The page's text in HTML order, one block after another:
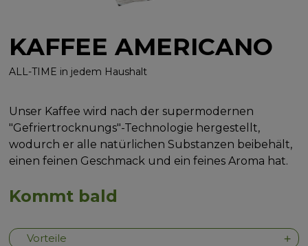
KAFFEE AMERICANO
ALL-TIME in jedem Haushalt
Unser Kaffee wird nach der supermodernen
"Gefriertrocknungs"-Technologie hergestellt,
wodurch er alle natürlichen Substanzen beibehält,
einen feinen Geschmack und ein feines Aroma hat.
Kommt bald
Vorteile